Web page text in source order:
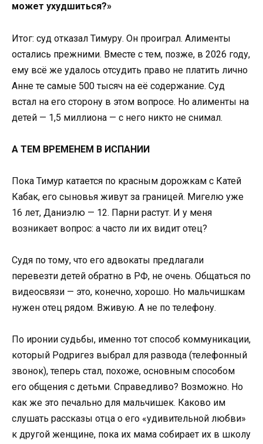
может ухудшиться?»
Итог: суд отказал Тимуру. Он проиграл. Алименты
остались прежними. Вместе с тем, позже, в 2026 году,
ему всё же удалось отсудить право не платить лично
Анне те самые 500 тысяч на её содержание. Суд
встал на его сторону в этом вопросе. Но алименты на
детей — 1,5 миллиона — с него никто не снимал.
А ТЕМ ВРЕМЕНЕМ В ИСПАНИИ
Пока Тимур катается по красным дорожкам с Катей
Кабак, его сыновья живут за границей. Мигелю уже
16 лет, Даниэлю — 12. Парни растут. И у меня
возникает вопрос: а часто ли их видит отец?
Судя по тому, что его адвокаты предлагали
перевезти детей обратно в РФ, не очень. Общаться по
видеосвязи — это, конечно, хорошо. Но мальчишкам
нужен отец рядом. Вживую. А не по телефону.
По иронии судьбы, именно тот способ коммуникации,
который Родригез выбрал для развода (телефонный
звонок), теперь стал, похоже, основным способом
его общения с детьми. Справедливо? Возможно. Но
как же это печально для мальчишек. Каково им
слушать рассказы отца о его «удивительной любви»
к другой женщине, пока их мама собирает их в школу